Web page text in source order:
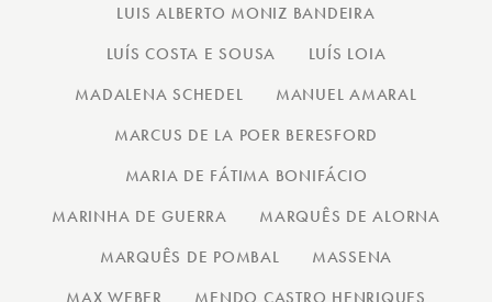
LUIS ALBERTO MONIZ BANDEIRA
LUÍS COSTA E SOUSA
LUÍS LOIA
MADALENA SCHEDEL
MANUEL AMARAL
MARCUS DE LA POER BERESFORD
MARIA DE FÁTIMA BONIFÁCIO
MARINHA DE GUERRA
MARQUÊS DE ALORNA
MARQUÊS DE POMBAL
MASSENA
MAX WEBER
MENDO CASTRO HENRIQUES